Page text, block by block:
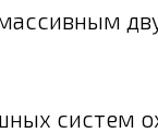
систем